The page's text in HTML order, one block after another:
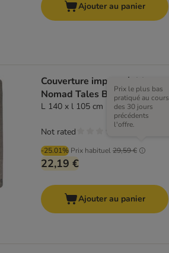
Ajouter au panier
Couverture imperméable
Nomad Tales Blush taupe
L 140 x l 105 cm
-25.01% Prix habituel29,59 €
Prix le plus bas
pratiqué au cours
des 30 jours
précédents
l'offre.
22,19 €
Not rated
Ajouter au panier